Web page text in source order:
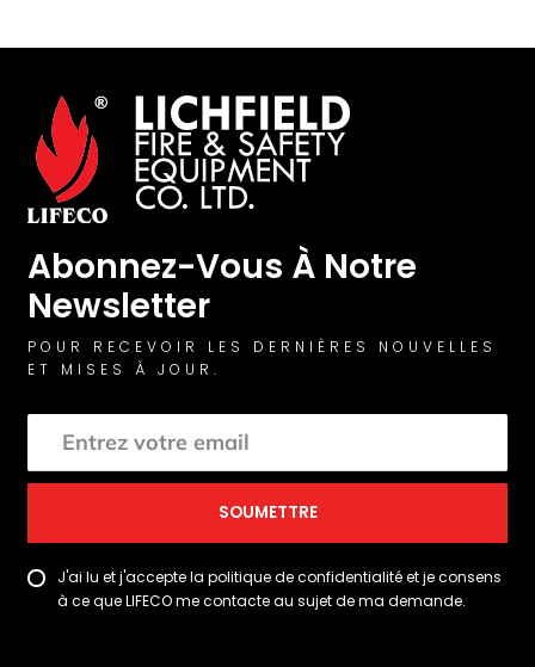
Abonnez-Vous À Notre
Newsletter
POUR RECEVOIR LES DERNIÈRES NOUVELLES
ET MISES À JOUR.
SOUMETTRE
J'ai lu et j'accepte la politique de confidentialité et je consens
à ce que LIFECO me contacte au sujet de ma demande.